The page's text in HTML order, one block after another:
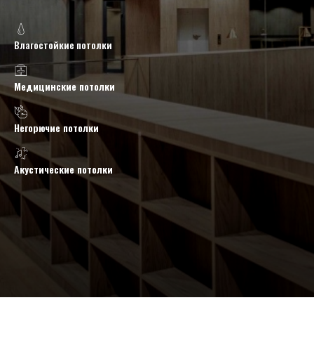
Влагостойкие потолки
Медицинские потолки
Негорючие потолки
Акустические потолки